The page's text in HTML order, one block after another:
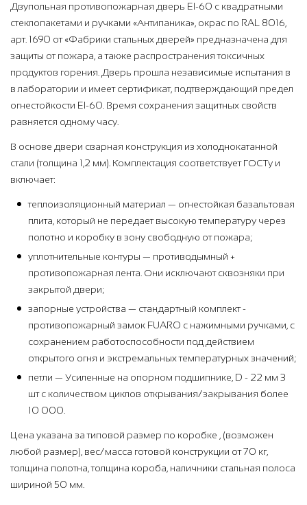
Двупольная противопожарная дверь EI-60 с квадратными
стеклопакетами и ручками «Антипаника», окрас по RAL 8016,
арт. 1690 от «Фабрики стальных дверей» предназначена для
защиты от пожара, а также распространения токсичных
продуктов горения. Дверь прошла независимые испытания в
в лаборатории и имеет сертификат, подтверждающий предел
огнестойкости EI-60. Время сохранения защитных свойств
равняется одному часу.
В основе двери сварная конструкция из холоднокатанной
стали (толщина 1,2 мм). Комплектация соответствует ГОСТу и
включает:
теплоизоляционный материал — огнестойкая базальтовая
плита, который не передает высокую температуру через
полотно и коробку в зону свободную от пожара;
уплотнительные контуры — противодымный +
противопожарная лента. Они исключают сквозняки при
закрытой двери;
запорные устройства — стандартный комплект -
противопожарный замок FUARO с нажимными ручками, с
сохранением работоспособности под действием
открытого огня и экстремальных температурных значений;
петли — Усиленные на опорном подшипнике, D - 22 мм 3
шт с количеством циклов открывания/закрывания более
10 000.
Цена указана за типовой размер по коробке , (возможен
любой размер), вес/масса готовой конструкции от 70 кг,
толщина полотна, толщина короба, наличники стальная полоса
шириной 50 мм.